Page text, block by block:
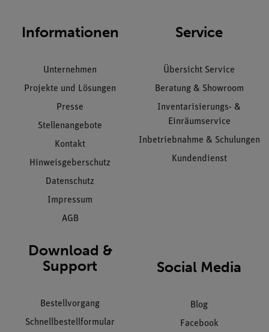
Informationen
Unternehmen
Projekte und Lösungen
Presse
Stellenangebote
Kontakt
Hinweisgeberschutz
Datenschutz
Impressum
AGB
Service
Übersicht Service
Beratung & Showroom
Inventarisierungs- &
Einräumservice
Inbetriebnahme & Schulungen
Kundendienst
Download &
Support
Bestellvorgang
Schnellbestellformular
Social Media
Blog
Facebook